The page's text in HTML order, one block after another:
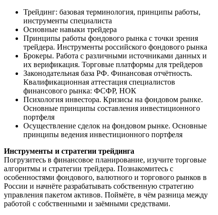
Трейдинг: базовая терминология, принципы работы,
инструменты специалиста
Основные навыки трейдера
Принципы работы фондового рынка с точки зрения
трейдера. Инструменты российского фондового рынка
Брокеры. Работа с различными источниками данных и
их верификация. Торговые платформы для трейдеров
Законодательная база РФ. Финансовая отчётность.
Квалификационная аттестация специалистов
финансового рынка: ФСФР, НОК
Психология инвестора. Кризисы на фондовом рынке.
Основные принципы составления инвестиционного
портфеля
Осуществление сделок на фондовом рынке. Основные
принципы ведения инвестиционного портфеля
Инструменты и стратегии трейдинга
Погрузитесь в финансовое планирование, изучите торговые
алгоритмы и стратегии трейдера. Познакомитесь с
особенностями фондового, валютного и торгового рынков в
России и начнёте разрабатывать собственную стратегию
управления пакетом активов. Поймёте, в чём разница между
работой с собственными и заёмными средствами.